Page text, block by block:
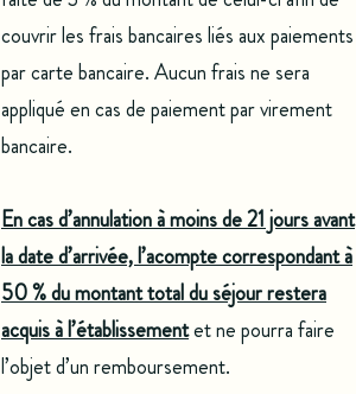
couvrir les frais bancaires liés aux paiements
par carte bancaire. Aucun frais ne sera
appliqué en cas de paiement par virement
bancaire.
En cas d’annulation à moins de 21 jours avant
la date d’arrivée, l’acompte correspondant à
50 % du montant total du séjour restera
acquis à l’établissementet ne pourra faire
l’objet d’un remboursement.